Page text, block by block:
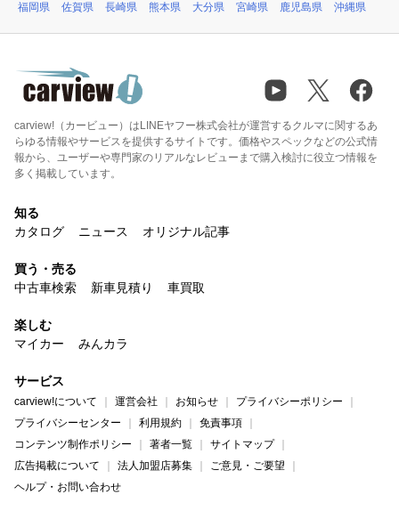
福岡県
佐賀県 長崎県 熊本県 大分県 宮崎県 鹿児島県 沖縄県
carview!（カービュー）はLINEヤフー株式会社が運営するクルマに関するあ
らゆる情報やサービスを提供するサイトです。価格やスペックなどの公式情
報から、ユーザーや専門家のリアルなレビューまで購入検討に役立つ情報を
多く掲載しています。
知る
カタログ
ニュース オリジナル記事
買う・売る
中古車検索
新車見積り 車買取
楽しむ
マイカー
みんカラ
サービス
carview!について 運営会社 お知らせ
プライバシーポリシー
プライバシーセンター
利用規約
免責事項
コンテンツ制作ポリシー
著者一覧
サイトマップ
広告掲載について
法人加盟店募集
ご意見・ご要望
ヘルプ・お問い合わせ